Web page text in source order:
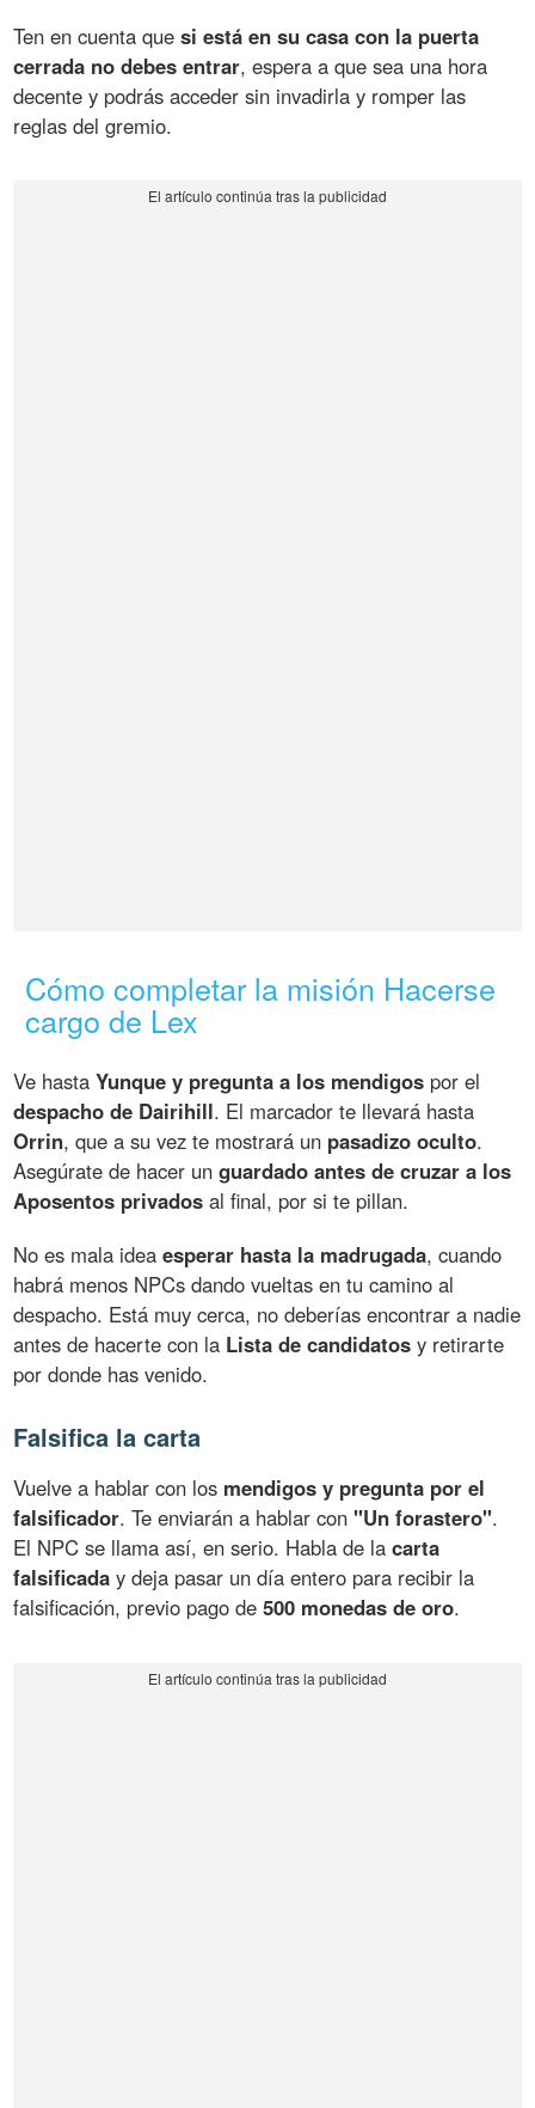
Ten en cuenta quesi está en su casa con la puerta
cerrada no debes entrar, espera a que sea una hora
decente y podrás acceder sin invadirla y romper las
reglas del gremio.
Cómo completar la misión Hacerse
cargo de Lex
Ve hastaYunque y pregunta a los mendigos por el
despacho de Dairihill. El marcador te llevará hasta
Orrin, que a su vez te mostrará un pasadizo oculto.
Asegúrate de hacer unguardado antes de cruzar a los
Aposentos privados al final, por si te pillan.
No es mala ideaesperar hasta la madrugada, cuando
habrá menos NPCs dando vueltas en tu camino al
despacho. Está muy cerca, no deberías encontrar a nadie
antes de hacerte con la Lista de candidatos y retirarte
por donde has venido.
Falsifica la carta
Vuelve a hablar con los mendigos y pregunta por el
falsificador. Te enviarán a hablar con"Un forastero".
El NPC se llama así, en serio. Habla de lacarta
falsificada y deja pasar un día entero para recibir la
falsificación, previo pago de500 monedas de oro.